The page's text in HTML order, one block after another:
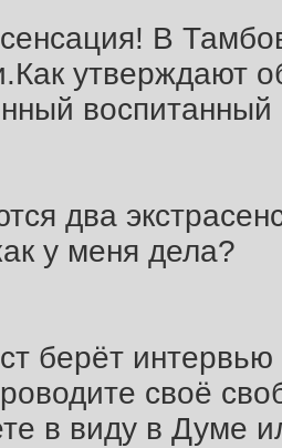
В
утверждают
два
у меня дела?
берёт интервью
своё
в виду в Думе